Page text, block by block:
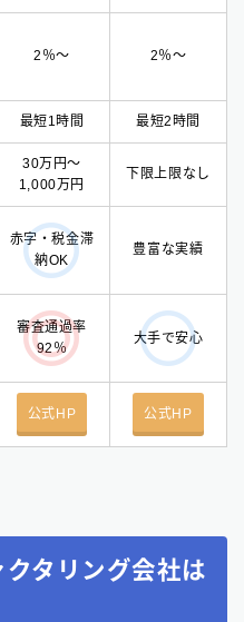
2％〜 2％〜
最短1時間 最短2時間
30万円〜
1,000万円
下限上限なし
赤字・税金滞
納OK
豊富な実績
審査通過率
92％
大手で安心
公式HP 公式HP
クタリング会社は